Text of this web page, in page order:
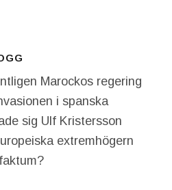
Marockos regering
i spanska
sig Ulf Kristersson
extremhögern